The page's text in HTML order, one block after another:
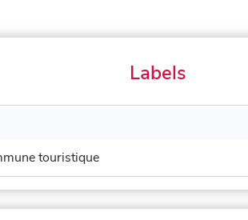
Labels
touristique